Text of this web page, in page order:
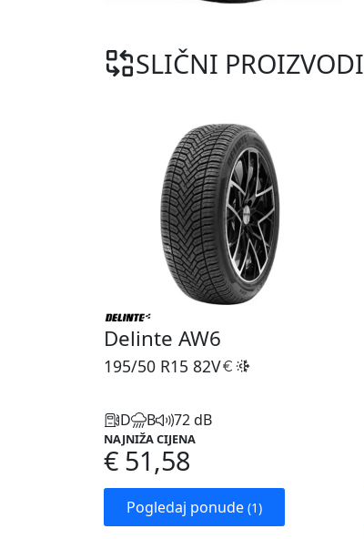
SLIČNI PROIZVODI
Delinte AW6
195/50 R15 82V
D B 72 dB
NAJNIŽA CIJENA
€ 51,58
Pogledaj ponude (1)